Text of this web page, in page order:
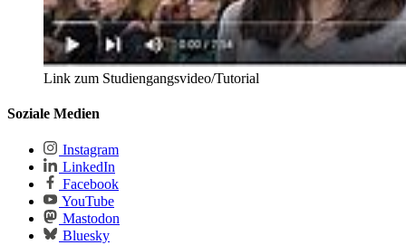
Link zum Studiengangsvideo/Tutorial
Soziale Medien
Instagram
LinkedIn
Facebook
YouTube
Mastodon
Bluesky